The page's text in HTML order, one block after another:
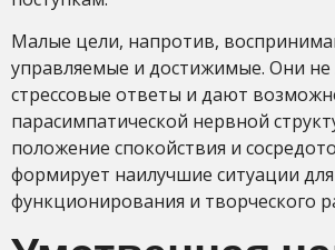
Малые цели, напротив,
управляемые и достижимые. Они не
стрессовые ответы и дают
парасимпатической нервной
положение спокойствия и
формирует наилучшие ситуации
функционирования и творческого